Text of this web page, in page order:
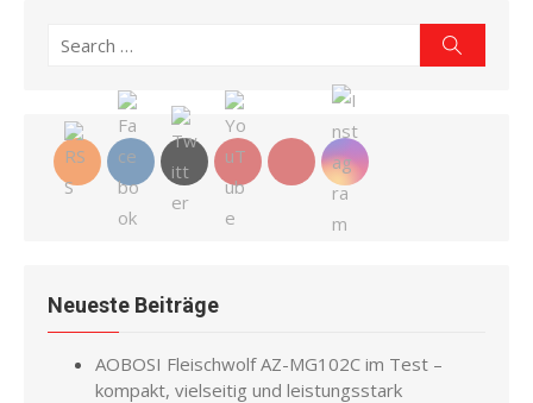
Search
Neueste Beiträge
AOBOSI Fleischwolf AZ-MG102C im Test –
kompakt, vielseitig und leistungsstark